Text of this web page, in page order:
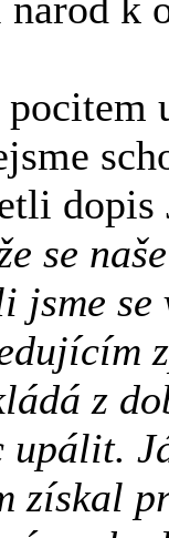
dopis
se
jsme
z
upálit.
získal